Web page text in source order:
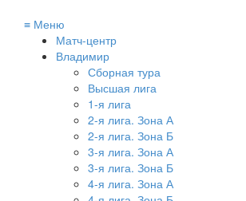
≡ Меню
Матч-центр
Владимир
Сборная тура
Высшая лига
1-я лига
2-я лига. Зона А
2-я лига. Зона Б
3-я лига. Зона А
3-я лига. Зона Б
4-я лига. Зона А